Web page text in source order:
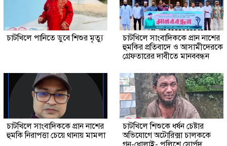
চাটখিলে পানিতে ডুবে শিশুর মৃত্যু
চাটখিলে সাংবাদিককে প্রান নাশের
হুমকির প্রতিবাদে ও আসামীদেরকে
গ্রেফতারের দাবীতে মানববন্ধন
চাটখিলে সাংবাদিককে প্রান নাশের
হুমকি নিরাপত্তা চেয়ে থানায় মামলা
চাটখিলে শিশুকে ধর্ষন চেষ্টার
অভিযোগে অটোরিক্সা চালককে